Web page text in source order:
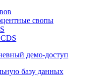
свопы
демо-доступ
базу данных